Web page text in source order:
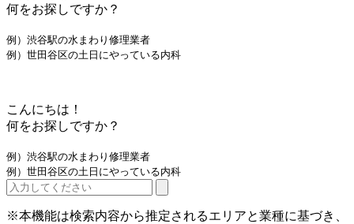
何をお探しですか？
例）渋谷駅の水まわり修理業者
例）世田谷区の土日にやっている内科
こんにちは！
何をお探しですか？
例）渋谷駅の水まわり修理業者
例）世田谷区の土日にやっている内科
※本機能は検索内容から推定されるエリアと業種に基づき、